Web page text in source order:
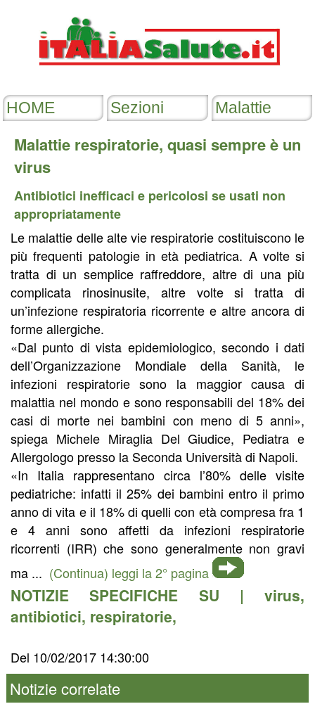
Malattie respiratorie, quasi sempre è un
virus
Antibiotici inefficaci e pericolosi se usati non
appropriatamente
Le malattie delle alte vie respiratorie costituiscono le
più frequenti patologie in età pediatrica. A volte si
tratta di un semplice raffreddore, altre di una più
complicata rinosinusite, altre volte si tratta di
un’infezione respiratoria ricorrente e altre ancora di
forme allergiche.
«Dal punto di vista epidemiologico, secondo i dati
dell’Organizzazione Mondiale della Sanità, le
infezioni respiratorie sono la maggior causa di
malattia nel mondo e sono responsabili del 18% dei
casi di morte nei bambini con meno di 5 anni»,
spiega Michele Miraglia Del Giudice, Pediatra e
Allergologo presso la Seconda Università di Napoli.
«In Italia rappresentano circa l’80% delle visite
pediatriche: infatti il 25% dei bambini entro il primo
anno di vita e il 18% di quelli con età compresa fra 1
e 4 anni sono affetti da infezioni respiratorie
ricorrenti (IRR) che sono generalmente non gravi
ma ... (Continua) leggi la 2° pagina
NOTIZIE SPECIFICHE SU | virus,
antibiotici, respiratorie,
Del 10/02/2017 14:30:00
Notizie correlate